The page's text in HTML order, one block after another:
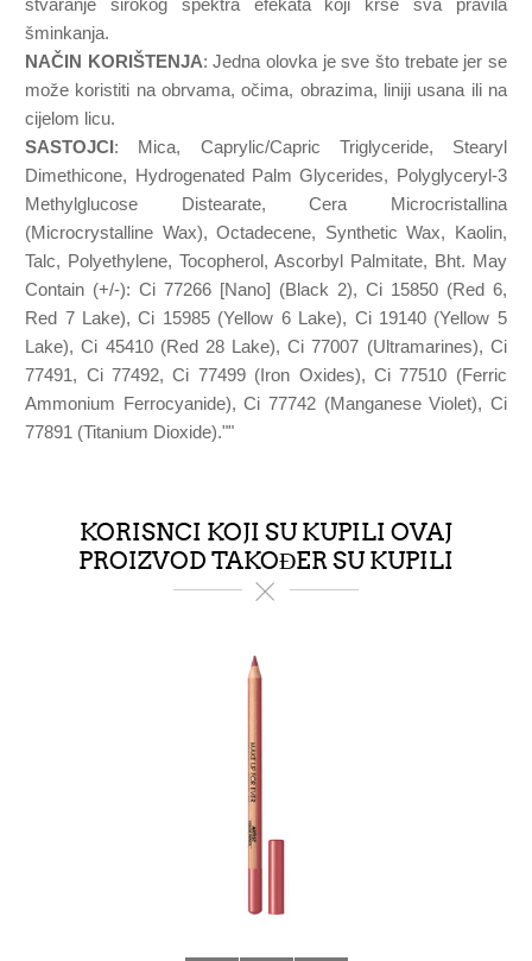
šminkanja.
NAČIN KORIŠTENJA: Jedna olovka je sve što trebate jer se
može koristiti na obrvama, očima, obrazima, liniji usana ili na
cijelom licu.
SASTOJCI: Mica, Caprylic/Capric Triglyceride, Stearyl
Dimethicone, Hydrogenated Palm Glycerides, Polyglyceryl-3
Methylglucose Distearate, Cera Microcristallina
(Microcrystalline Wax), Octadecene, Synthetic Wax, Kaolin,
Talc, Polyethylene, Tocopherol, Ascorbyl Palmitate, Bht. May
Contain (+/-): Ci 77266 [Nano] (Black 2), Ci 15850 (Red 6,
Red 7 Lake), Ci 15985 (Yellow 6 Lake), Ci 19140 (Yellow 5
Lake), Ci 45410 (Red 28 Lake), Ci 77007 (Ultramarines), Ci
77491, Ci 77492, Ci 77499 (Iron Oxides), Ci 77510 (Ferric
Ammonium Ferrocyanide), Ci 77742 (Manganese Violet), Ci
77891 (Titanium Dioxide).""
KORISNCI KOJI SU KUPILI OVAJ
PROIZVOD TAKOĐER SU KUPILI